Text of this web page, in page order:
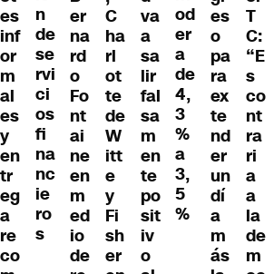
es
inf
or
m
al
es
y
en
tr
eg
a
re
co
n
de
se
rvi
ci
os
fi
na
nc
ie
ro
s
er
na
rd
o
Fo
nt
ai
ne
en
m
ed
io
de
C
ha
rl
ot
te
de
W
itt
e
y
Fi
sh
er
va
a
sa
lir
fal
sa
m
en
te
po
sit
iv
o
od
er
a
de
4,
3
%
a
3,
5
%
es
o
pa
ra
ex
te
nd
er
un
dí
a
m
ás
T
C:
“E
s
co
nt
ra
ri
a
a
la
de
m